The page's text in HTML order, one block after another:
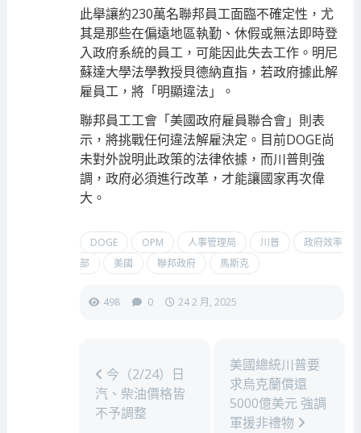
此舉讓約230萬名聯邦員工面臨不確定性，尤
其是那些在偏遠地區執勤、休假或無法即時登
入政府系統的員工，可能因此失去工作。明尼
蘇達大學法學教授貝德納直指，若政府據此解
雇員工，將「明顯違法」。
聯邦員工工會「美國政府雇員聯合會」則表
示，將挑戰任何違法解雇決定。目前DOGE尚
未對外說明此政策的法律依據，而川普則強
調，政府必須進行改革，才能讓國家再次偉
大。
DOGE OPM 人事管理局 川普
政府效率
部
美國 聯邦政府 馬斯克
498 0 24 2 月, 2025
今（2/24）日
汽、柴油價格皆
不予調整
美國總統川普要
求烏克蘭償還
5000億美元 強調
軍援非禮物